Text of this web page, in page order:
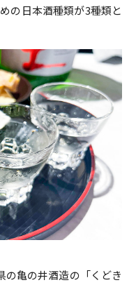
の日本酒種類が3種類と
の亀の井酒造の「くどき